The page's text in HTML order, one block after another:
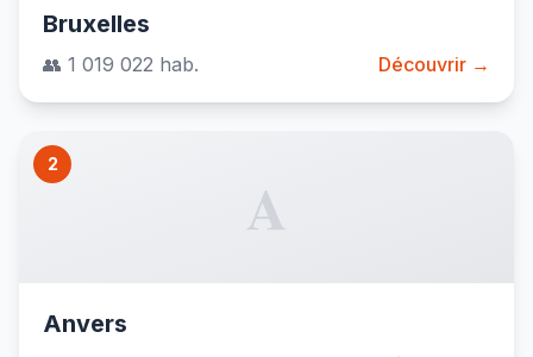
Bruxelles
👥 1 019 022 hab. Découvrir →
2
A
Anvers